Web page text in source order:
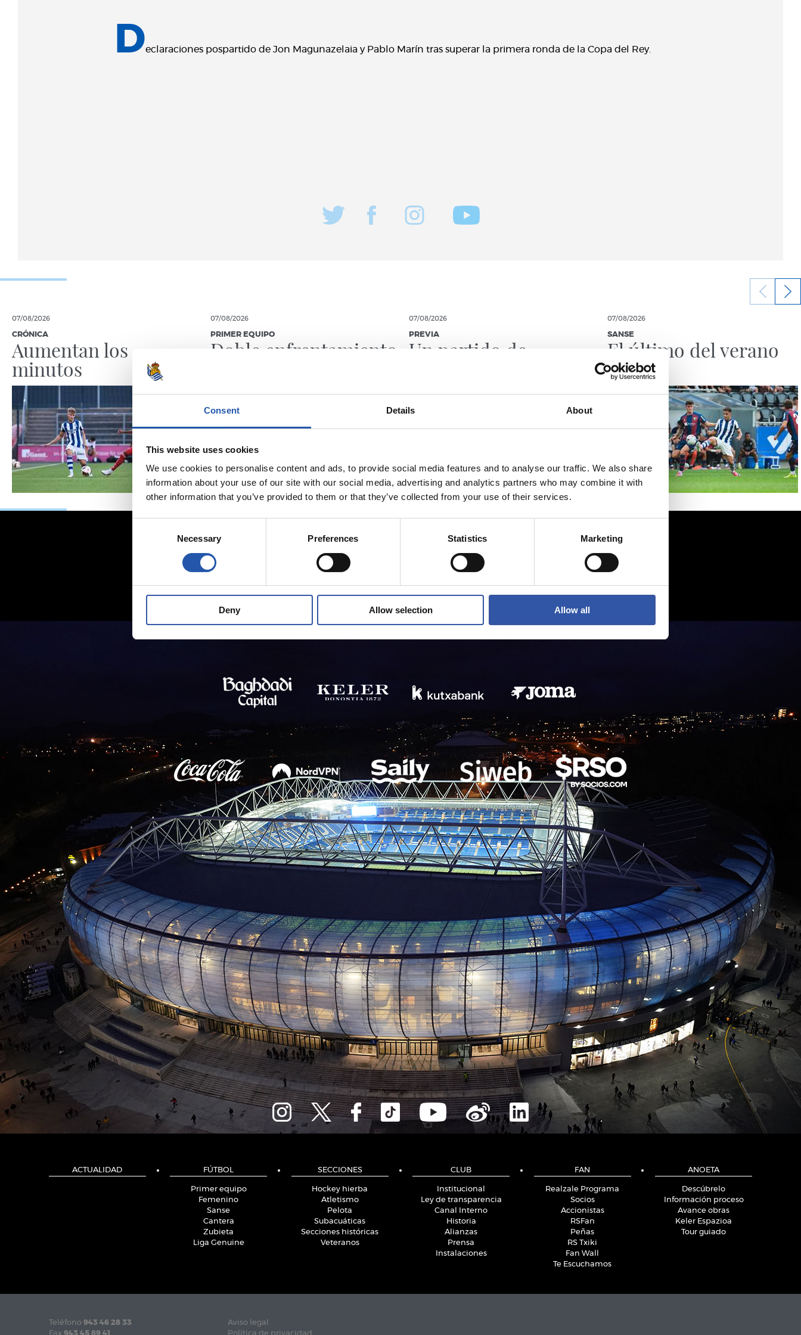
Consent Details About
This website uses cookies
We use cookies to personalise content and ads, to provide social media features and to analyse our traffic. We also share
information about your use of our site with our social media, advertising and analytics partners who may combine it with
other information that you’ve provided to them or that they’ve collected from your use of their services.
Necessary Preferences Statistics Marketing
Deny Allow selection Allow all
Declaraciones pospartido de Jon Magunazelaia y Pablo Marín tras superar la primera ronda de la Copa del Rey.
07/08/2026
CRÓNICA
Aumentan los
minutos
07/08/2026
PRIMER EQUIPO
Doble enfrentamiento
07/08/2026
PREVIA
Un partido de
07/08/2026
SANSE
El último del verano
ACTUALIDAD FÚTBOL
Primer equipo
Femenino
Sanse
Cantera
Zubieta
Liga Genuine
SECCIONES
Hockey hierba
Atletismo
Pelota
Subacuáticas
Secciones históricas
Veteranos
CLUB
Institucional
Ley de transparencia
Canal Interno
Historia
Alianzas
Prensa
Instalaciones
FAN
Realzale Programa
Socios
Accionistas
RSFan
Peñas
RS Txiki
Fan Wall
Te Escuchamos
ANOETA
Descúbrelo
Información proceso
Avance obras
Keler Espazioa
Tour guiado
Teléfono 943 46 28 33
Aviso legal